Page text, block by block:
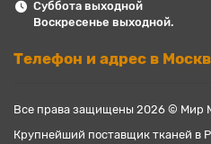
Суббота выходной
Воскресенье выходной.
Телефон и адрес в
Все права защищены 2026 © Мир
Крупнейший поставщик тканей в